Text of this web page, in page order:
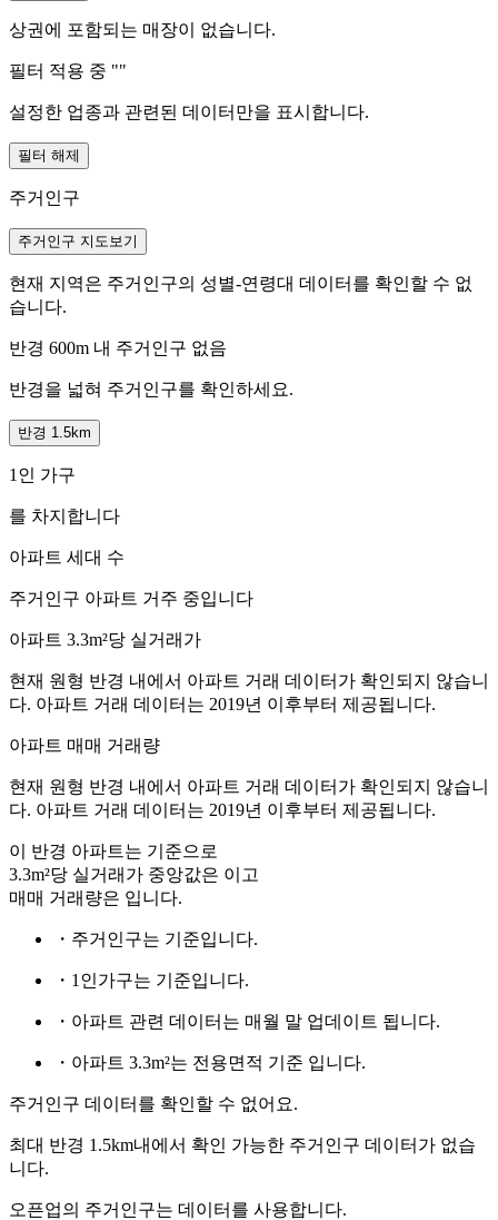
상권에 포함되는 매장이 없습니다.
필터 적용 중 ""
설정한 업종과 관련된 데이터만을 표시합니다.
필터 해제
주거인구
주거인구 지도보기
현재 지역은 주거인구의 성별-연령대 데이터를 확인할 수 없
습니다.
반경 600m 내 주거인구 없음
반경을 넓혀 주거인구를 확인하세요.
반경 1.5km
1인 가구
를 차지합니다
아파트 세대 수
주거인구 아파트 거주 중입니다
아파트 3.3m²당 실거래가
현재 원형 반경 내에서 아파트 거래 데이터가 확인되지 않습니
다. 아파트 거래 데이터는 2019년 이후부터 제공됩니다.
아파트 매매 거래량
현재 원형 반경 내에서 아파트 거래 데이터가 확인되지 않습니
다. 아파트 거래 데이터는 2019년 이후부터 제공됩니다.
이 반경 아파트는 기준으로
3.3m²당 실거래가 중앙값은 이고
매매 거래량은 입니다.
・주거인구는 기준입니다.
・1인가구는 기준입니다.
・아파트 관련 데이터는 매월 말 업데이트 됩니다.
・아파트 3.3m²는 전용면적 기준 입니다.
주거인구 데이터를 확인할 수 없어요.
최대 반경 1.5km내에서 확인 가능한 주거인구 데이터가 없습
니다.
오픈업의 주거인구는 데이터를 사용합니다.